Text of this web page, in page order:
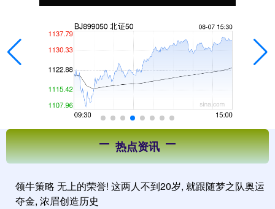
热点资讯
领牛策略 无上的荣誉! 这两人不到20岁, 就跟随梦之队奥运
夺金, 浓眉创造历史